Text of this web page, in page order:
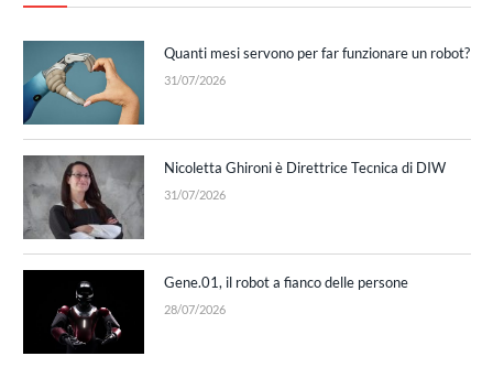
Quanti mesi servono per far funzionare un robot?
31/07/2026
Nicoletta Ghironi è Direttrice Tecnica di DIW
31/07/2026
Gene.01, il robot a fianco delle persone
28/07/2026